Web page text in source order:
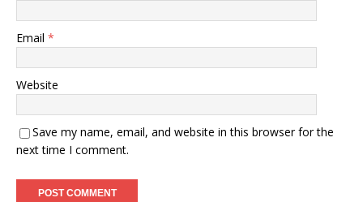
Email *
Website
Save my name, email, and website in this browser for the
next time I comment.